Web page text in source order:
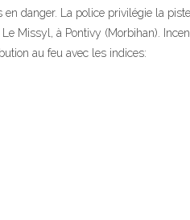
en danger. La police privilégie la
Missyl, à Pontivy (Morbihan).
au feu avec les indices: